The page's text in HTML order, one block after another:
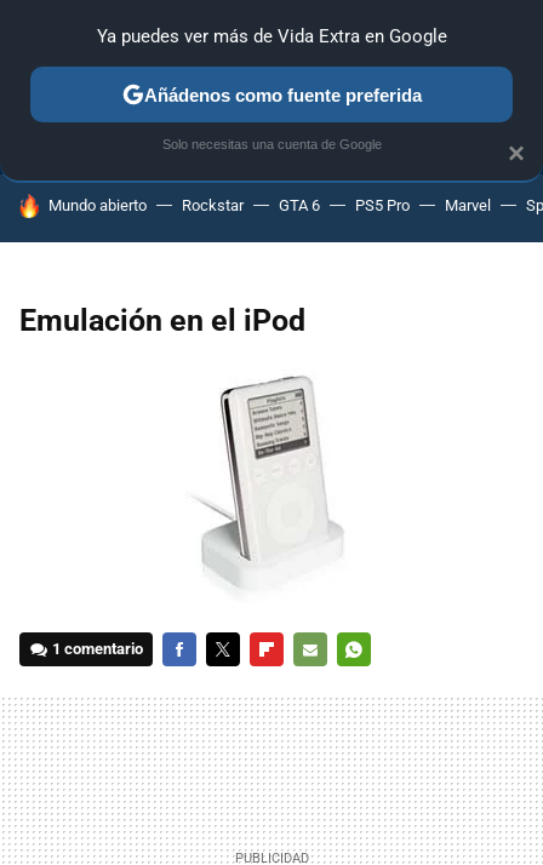
ANÁLISIS GUÍAS Y TRUCOS PC SONY NINTENDO
HOY SE HABLA DE
Mundo abierto Rockstar GTA 6 PS5 Pro Marvel
Emulación en el iPod
1 comentario
MAIL
×
Ya puedes ver más de Vida Extra en Google
Añádenos como fuente preferida
Solo necesitas una cuenta de Google